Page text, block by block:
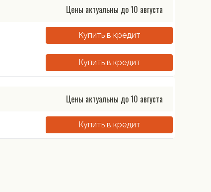
Цены актуальны до10 августа
Купить в кредит
Купить в кредит
Цены актуальны до10 августа
Купить в кредит